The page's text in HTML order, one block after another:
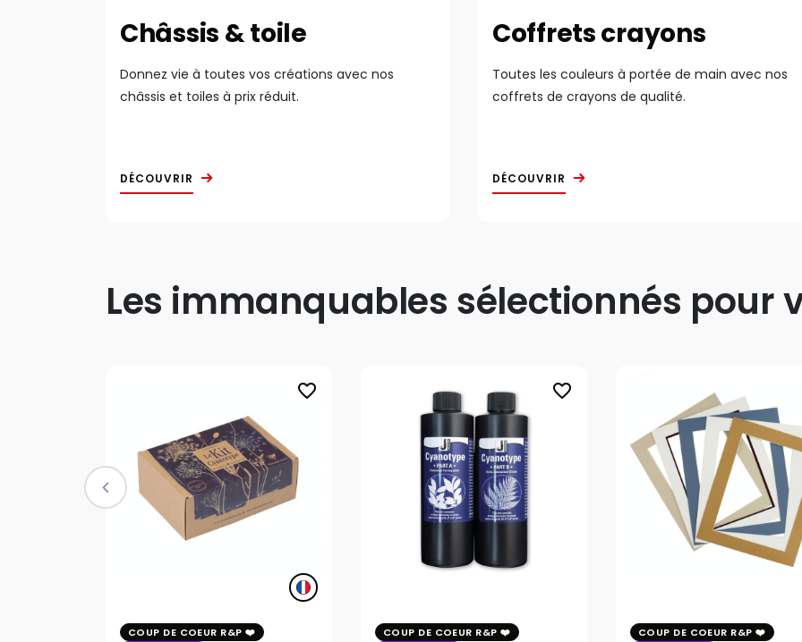
Châssis & toile
Donnez vie à toutes vos créations avec nos
châssis et toiles à prix réduit.
DÉCOUVRIR
Coffrets crayons
Toutes les couleurs à portée de main avec nos
coffrets de crayons de qualité.
DÉCOUVRIR
Les immanquables sélectionnés pour
favorite_border
COUP DE COEUR R&P
favorite_border
COUP DE COEUR R&P
COUP DE COEUR R&P